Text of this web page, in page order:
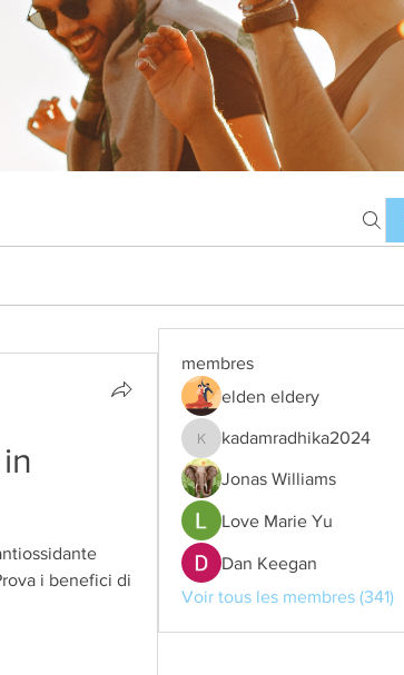
i benefici di
membres
elden eldery
kadamradhika2024
kadamradhika2024
Jonas Williams
Love Marie Yu
Dan Keegan
Voir tous les membres (341)